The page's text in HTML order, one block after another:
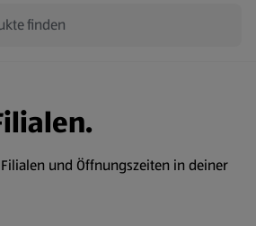
Filialen und Öffnungszeiten in deiner